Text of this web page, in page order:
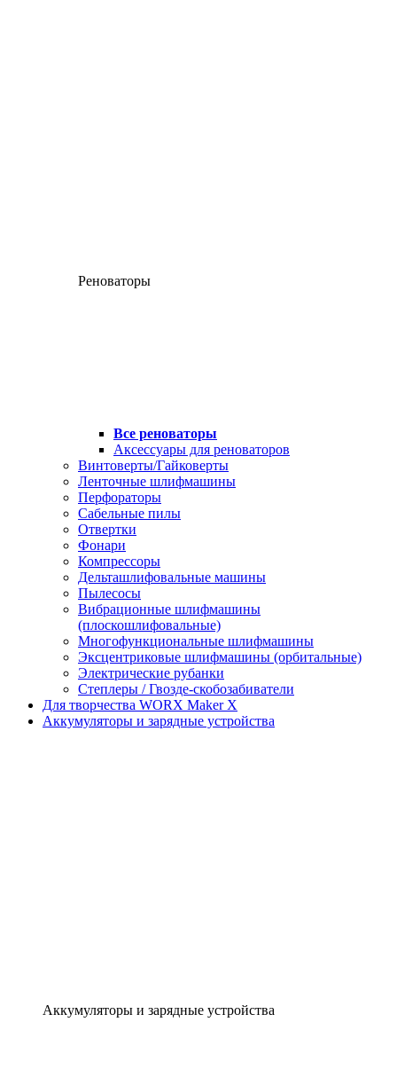
Реноваторы
Все реноваторы
Аксессуары для реноваторов
Винтоверты/Гайковерты
Ленточные шлифмашины
Перфораторы
Сабельные пилы
Отвертки
Фонари
Компрессоры
Дельташлифовальные машины
Пылесосы
Вибрационные шлифмашины
(плоскошлифовальные)
Многофункциональные шлифмашины
Эксцентриковые шлифмашины (орбитальные)
Электрические рубанки
Степлеры / Гвозде-скобозабиватели
Для творчества WORX Maker X
Аккумуляторы и зарядные устройства
Аккумуляторы и зарядные устройства